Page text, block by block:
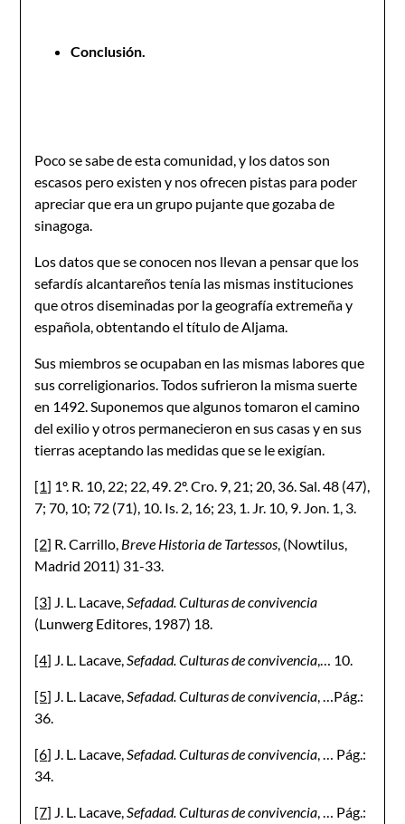
Conclusión.
Poco se sabe de esta comunidad, y los datos son
escasos pero existen y nos ofrecen pistas para poder
apreciar que era un grupo pujante que gozaba de
sinagoga.
Los datos que se conocen nos llevan a pensar que los
sefardís alcantareños tenía las mismas instituciones
que otros diseminadas por la geografía extremeña y
española, obtentando el título de Aljama.
Sus miembros se ocupaban en las mismas labores que
sus correligionarios. Todos sufrieron la misma suerte
en 1492. Suponemos que algunos tomaron el camino
del exilio y otros permanecieron en sus casas y en sus
tierras aceptando las medidas que se le exigían.
[1] 1º. R. 10, 22; 22, 49. 2º. Cro. 9, 21; 20, 36. Sal. 48 (47),
7; 70, 10; 72 (71), 10. Is. 2, 16; 23, 1. Jr. 10, 9. Jon. 1, 3.
[2] R. Carrillo, Breve Historia de Tartessos, (Nowtilus,
Madrid 2011) 31-33.
[3] J. L. Lacave,Sefadad. Culturas de convivencia
(Lunwerg Editores, 1987) 18.
[4] J. L. Lacave,Sefadad. Culturas de convivencia,… 10.
[5] J. L. Lacave,Sefadad. Culturas de convivencia, …Pág.:
36.
[6] J. L. Lacave,Sefadad. Culturas de convivencia, … Pág.:
34.
[7] J. L. Lacave,Sefadad. Culturas de convivencia, … Pág.: